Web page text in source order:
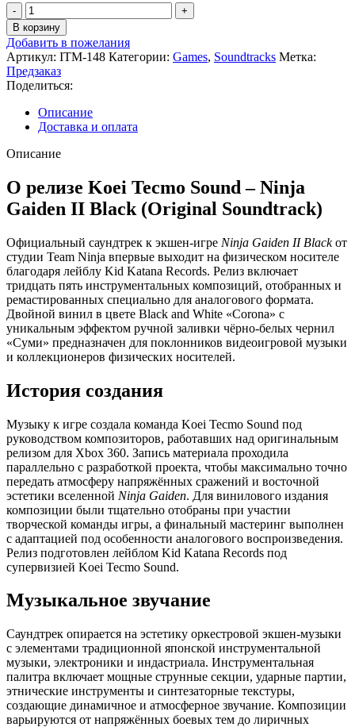
Количество
товара
OST
-
Ninja
Gaiden
II
Black
2LP
В корзину
Добавить в пожелания
Артикул: ITM-148 Категории: Games, Soundtracks Метка:
Предзаказ
Поделиться:
Описание
Доставка и оплата
Описание
О релизе Koei Tecmo Sound – Ninja
Gaiden II Black (Original Soundtrack)
Официальный саундтрек к экшен-игре Ninja Gaiden II Blackот
студии Team Ninja впервые выходит на физическом носителе
благодаря лейблу Kid Katana Records. Релиз включает
тридцать пять инструментальных композиций, отобранных и
ремастированных специально для аналогового формата.
Двойной винил в цвете Black and White «Corona» с
уникальным эффектом ручной заливки чёрно-белых чернил
«Суми» предназначен для поклонников видеоигровой музыки
и коллекционеров физических носителей.
История создания
Музыку к игре создала команда Koei Tecmo Sound под
руководством композиторов, работавших над оригинальным
релизом для Xbox 360. Запись материала проходила
параллельно с разработкой проекта, чтобы максимально точно
передать атмосферу напряжённых сражений и восточной
эстетики вселенной Ninja Gaiden. Для винилового издания
композиции были тщательно отобраны при участии
творческой команды игры, а финальный мастеринг выполнен
с адаптацией под особенности аналогового воспроизведения.
Релиз подготовлен лейблом Kid Katana Records под
супервизией Koei Tecmo Sound.
Музыкальное звучание
Саундтрек опирается на эстетику оркестровой экшен-музыки
с элементами традиционной японской инструментальной
музыки, электроники и индастриала. Инструментальная
палитра включает мощные струнные секции, ударные партии,
этнические инструменты и синтезаторные текстуры,
создающие динамичное и атмосферное звучание. Композиции
варьируются от напряжённых боевых тем до лиричных